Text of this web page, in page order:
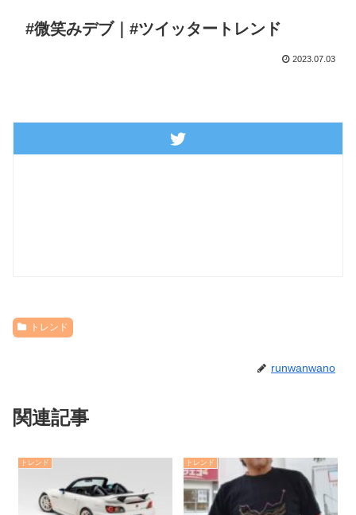
#微笑みデブ｜#ツイッタートレンド
2023.07.03
トレンド
runwanwano
関連記事
トレンド トレンド